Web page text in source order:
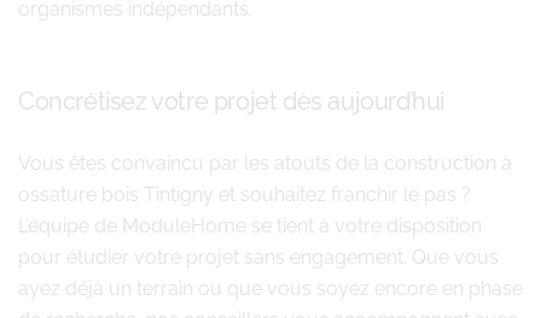
organismes indépendants.
Concrétisez votre projet dès aujourd’hui
Vous êtes convaincu par les atouts de la construction à
ossature bois Tintigny et souhaitez franchir le pas ?
L’équipe de ModuleHome se tient à votre disposition
pour étudier votre projet sans engagement. Que vous
ayez déjà un terrain ou que vous soyez encore en phase